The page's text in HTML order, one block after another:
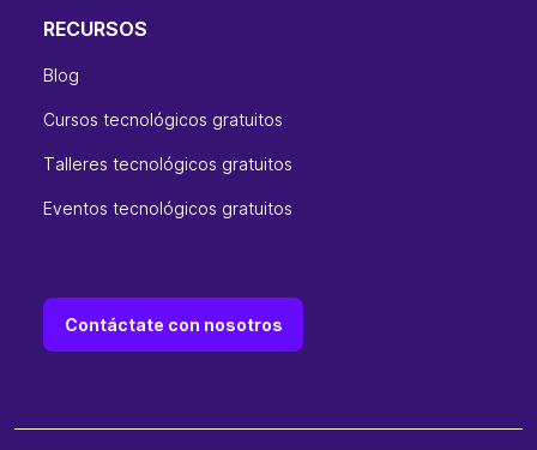
RECURSOS
Blog
Cursos tecnológicos gratuitos
Talleres tecnológicos gratuitos
Eventos tecnológicos gratuitos
Contáctate con nosotros